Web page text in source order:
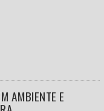
AMBIENTE E